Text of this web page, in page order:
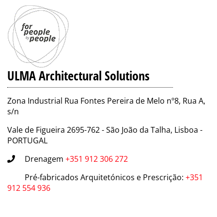
ULMA Architectural Solutions
Zona Industrial Rua Fontes Pereira de Melo nº8, Rua A,
s/n
Vale de Figueira 2695-762 - São João da Talha, Lisboa -
PORTUGAL
Drenagem +351 912 306 272
Pré-fabricados Arquitetónicos e Prescrição: +351
912 554 936